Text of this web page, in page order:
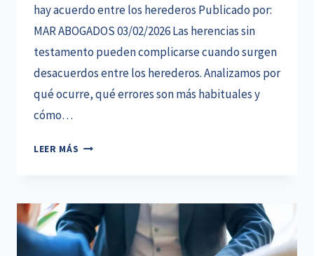
hay acuerdo entre los herederos Publicado por:
MAR ABOGADOS 03/02/2026 Las herencias sin
testamento pueden complicarse cuando surgen
desacuerdos entre los herederos. Analizamos por
qué ocurre, qué errores son más habituales y
cómo…
LEER MÁS HERENCIAS
OCURRE
CUANDO
NO